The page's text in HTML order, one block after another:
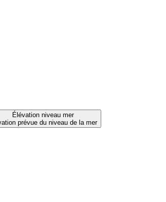
Élévation niveau mer
prévue du niveau de la mer